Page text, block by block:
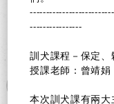
----------------
訓犬課程－保定、
授課老師：曾靖娟
本次訓犬課有兩大